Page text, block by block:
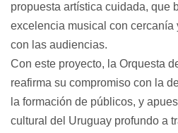
propuesta artística cuidada, que
excelencia musical con
con las audiencias.
Con este proyecto, la Orquesta
reafirma su compromiso con la
la formación de públicos, y
cultural del Uruguay profundo a